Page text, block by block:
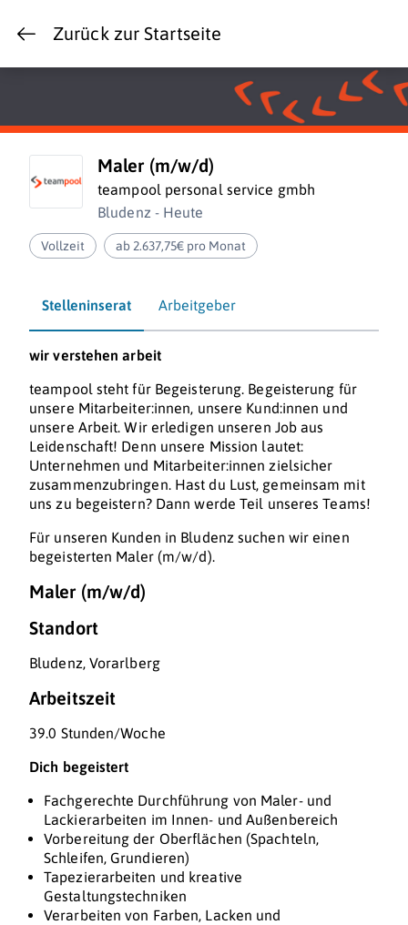
Zurück zur Startseite
Maler (m/w/d)
teampool personal service gmbh
Bludenz - Heute
Vollzeit ab 2.637,75€ pro Monat
Stelleninserat Arbeitgeber
wir verstehen arbeit
teampool steht für Begeisterung. Begeisterung für
unsere Mitarbeiter:innen, unsere Kund:innen und
unsere Arbeit. Wir erledigen unseren Job aus
Leidenschaft! Denn unsere Mission lautet:
Unternehmen und Mitarbeiter:innen zielsicher
zusammenzubringen. Hast du Lust, gemeinsam mit
uns zu begeistern? Dann werde Teil unseres Teams!
Für unseren Kunden in Bludenz suchen wir einen
begeisterten Maler (m/w/d).
Maler (m/w/d)
Standort
Bludenz, Vorarlberg
Arbeitszeit
39.0 Stunden/Woche
Dich begeistert
Fachgerechte Durchführung von Maler- und
Lackierarbeiten im Innen- und Außenbereich
Vorbereitung der Oberflächen (Spachteln,
Schleifen, Grundieren)
Tapezierarbeiten und kreative
Gestaltungstechniken
Verarbeiten von Farben, Lacken und